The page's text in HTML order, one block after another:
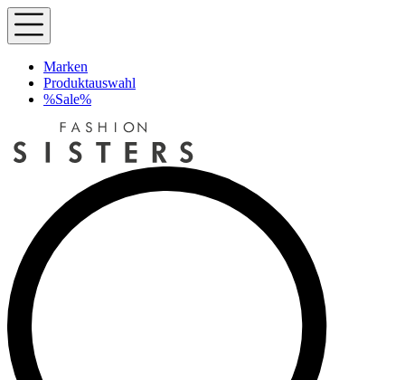
Marken
Produktauswahl
%Sale%